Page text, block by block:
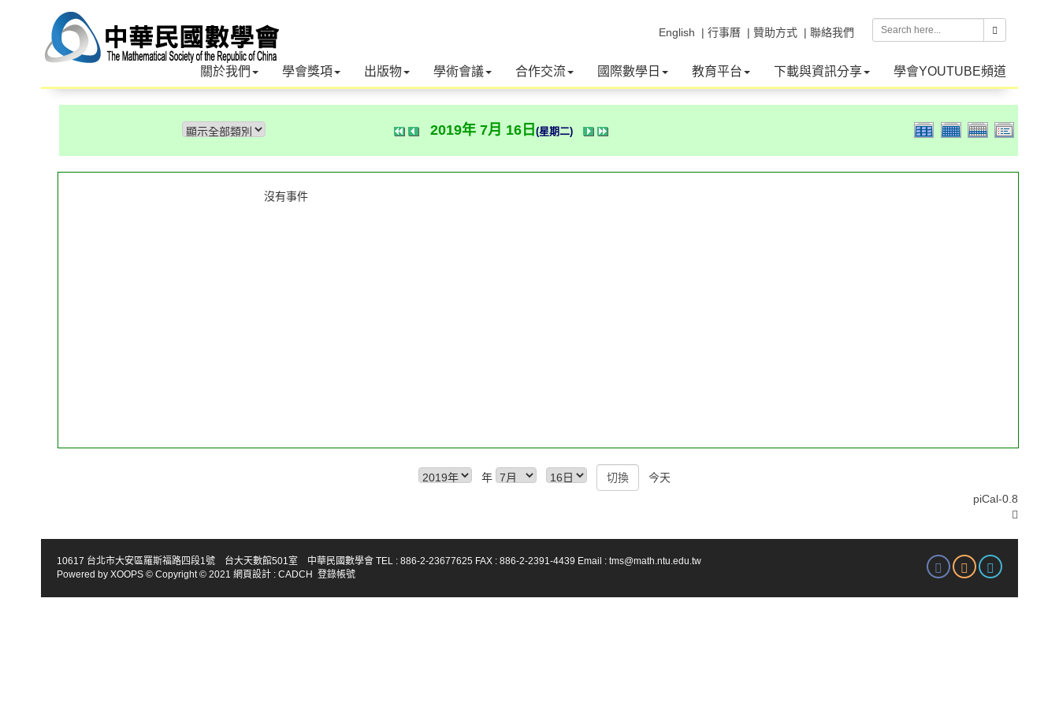
| 聯絡我們
| 贊助方式
| 行事曆
English
關於我們 學會獎項 出版物 學術會議 合作交流 國際數學日 教育平台 下載與資訊分享 學會YOUTUBE頻道
2019年 7月 16日 (星期二)
沒有事件
年
今天
piCal-0.8
10617 台北市大安區羅斯福路四段1號 台大天數館501室 中華民國數學會 TEL : 886-2-23677625 FAX : 886-2-2391-4439 Email : tms@math.ntu.edu.tw
Powered by XOOPS © Copyright © 2021 網頁設計 : CADCH 登錄帳號